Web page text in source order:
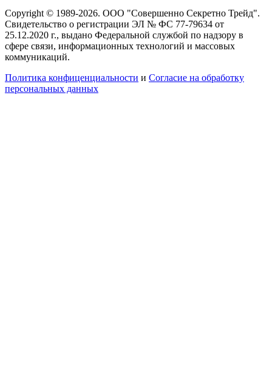
Copyright © 1989-2026. ООО "Совершенно Секретно Трейд".
Свидетельство о регистрации ЭЛ № ФС 77-79634 от
25.12.2020 г., выдано Федеральной службой по надзору в
сфере связи, информационных технологий и массовых
коммуникаций.
Политика конфиценциальности и Согласие на обработку
персональных данных